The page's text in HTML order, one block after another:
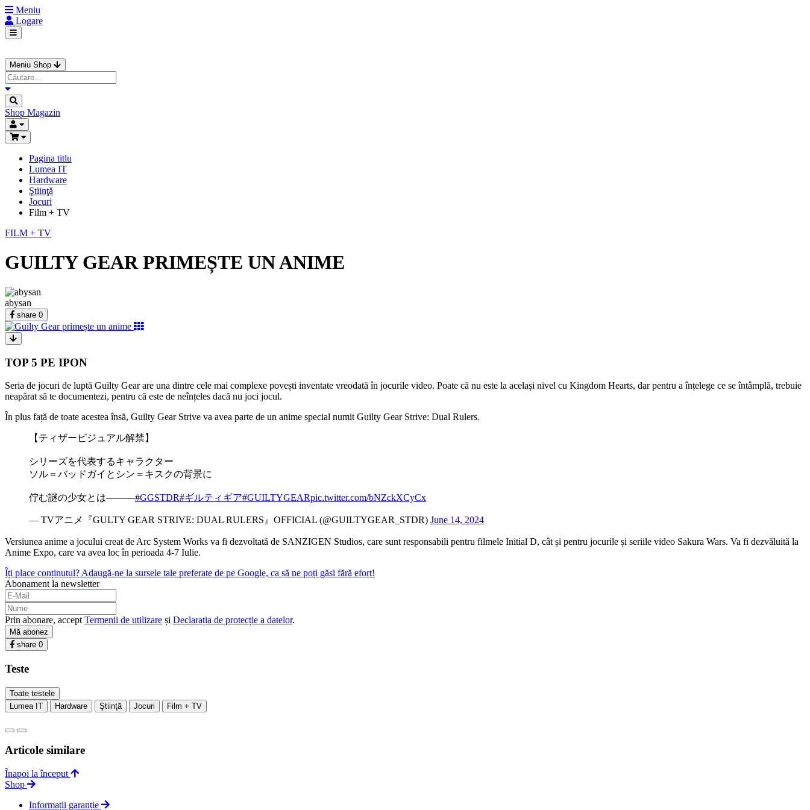
Meniu
Logare
Meniu Shop
Shop Magazin
Pagina titlu
Lumea IT
Hardware
Ştiinţă
Jocuri
Film + TV
FILM + TV
GUILTY GEAR PRIMEȘTE UN ANIME
abysan
share 0
TOP 5 PE IPON
Seria de jocuri de luptă Guilty Gear are una dintre cele mai complexe povești inventate vreodată în jocurile video. Poate că nu este la același nivel cu Kingdom Hearts, dar pentru a înțelege ce se întâmplă, trebuie
neapărat să te documentezi, pentru că este de neînțeles dacă nu joci jocul.
În plus față de toate acestea însă, Guilty Gear Strive va avea parte de un anime special numit Guilty Gear Strive: Dual Rulers.
【ティザービジュアル解禁】
シリーズを代表するキャラクター
ソル＝バッドガイとシン＝キスクの背景に
佇む謎の少女とは―――#GGSTDR#ギルティギア#GUILTYGEARpic.twitter.com/bNZckXCyCx
— TVアニメ『GULTY GEAR STRIVE: DUAL RULERS』OFFICIAL (@GUILTYGEAR_STDR) June 14, 2024
Versiunea anime a jocului creat de Arc System Works va fi dezvoltată de SANZIGEN Studios, care sunt responsabili pentru filmele Initial D, cât și pentru jocurile și seriile video Sakura Wars. Va fi dezvăluită la
Anime Expo, care va avea loc în perioada 4-7 Iulie.
Îți place conținutul? Adaugă-ne la sursele tale preferate de pe Google, ca să ne poți găsi fără efort!
Abonament la newsletter
Prin abonare, accept Termenii de utilizare și Declarația de protecție a datelor.
Mă abonez
share 0
Teste
Toate testele
Lumea IT
Hardware Ştiinţă Jocuri Film + TV
Articole similare
Înapoi la început
Shop
Informații garanție